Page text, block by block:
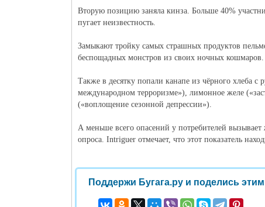
Вторую позицию заняла кинза. Больше 40%
пугает неизвестность.
Замыкают тройку самых страшных продуктов
беспощадных монстров из своих ночных кошмаров.
Также в десятку попали канапе из чёрного хлеба
международном терроризме»), лимонное желе
(«воплощение сезонной депрессии»).
А меньше всего опасений у потребителей
опроса. Intriguer отмечает, что этот показатель
Поддержи Бугага.ру и поделись